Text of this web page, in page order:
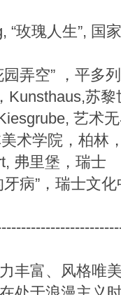
瑰人生”, 国家
空” ，平多列
Kunsthaus,苏黎
艺术无
术学院，柏林
里堡，瑞士
”，瑞士文化
丰富、风格唯